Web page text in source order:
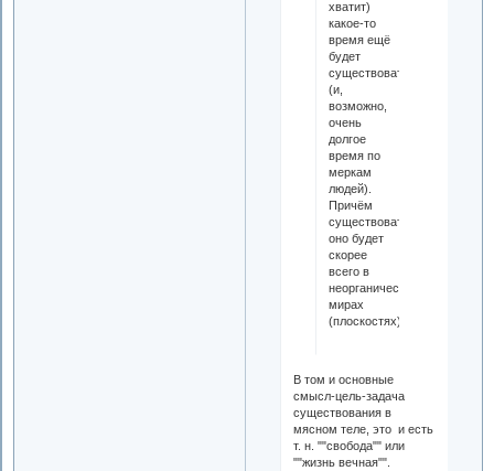
хватит)
какое-то
время ещё
будет
существовать
(и,
возможно,
очень
долгое
время по
меркам
людей).
Причём
существовать
оно будет
скорее
всего в
неорганических
мирах
(плоскостях).
В том и основные
смысл-цель-задача
существования в
мясном теле, это и есть
т. н. ""свобода"" или
""жизнь вечная"".